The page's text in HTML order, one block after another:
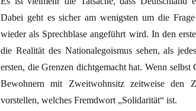
Dabei geht es sicher am wenigsten um die
wieder als Sprechblase angeführt wird. In den
die Realität des Nationalegoismus sehen, als
ersten, die Grenzen dichtgemacht hat. Wenn
Bewohnern mit Zweitwohnsitz zeitweise den
vorstellen, welches Fremdwort „Solidarität“ ist.